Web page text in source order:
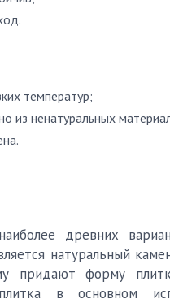
температур;
из ненатуральных
древних
натуральный
придают форму
в основном